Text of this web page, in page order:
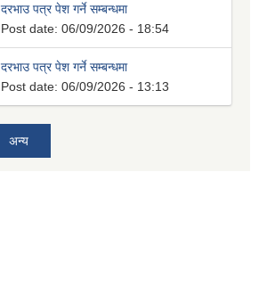
दरभाउ पत्र पेश गर्ने सम्बन्धमा
Post date: 06/09/2026 - 18:54
दरभाउ पत्र पेश गर्ने सम्बन्धमा
Post date: 06/09/2026 - 13:13
अन्य